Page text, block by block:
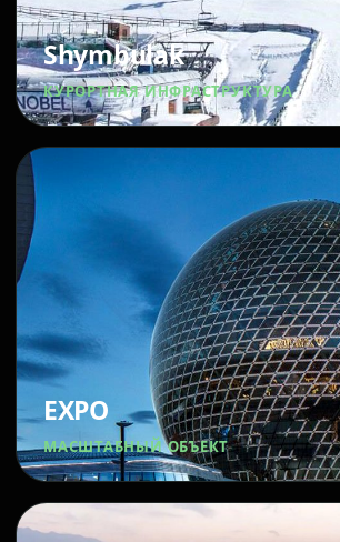
Shymbulak
КУРОРТНАЯ ИНФРАСТРУКТУРА
EXPO
МАСШТАБНЫЙ ОБЪЕКТ